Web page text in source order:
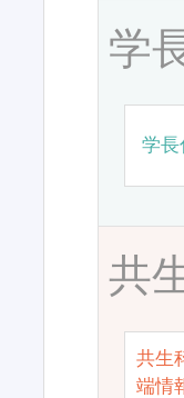
学
学
共
共生
端情